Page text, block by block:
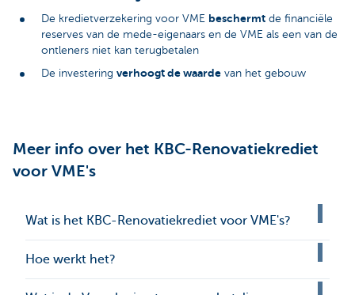
De kredietverzekering voor VME beschermt de financiële
reserves van de mede-eigenaars en de VME als een van de
ontleners niet kan terugbetalen
De investering verhoogt de waarde van het gebouw
Meer info over het KBC-Renovatiekrediet
voor VME's
Wat is het KBC-Renovatiekrediet voor VME's?
Hoe werkt het?